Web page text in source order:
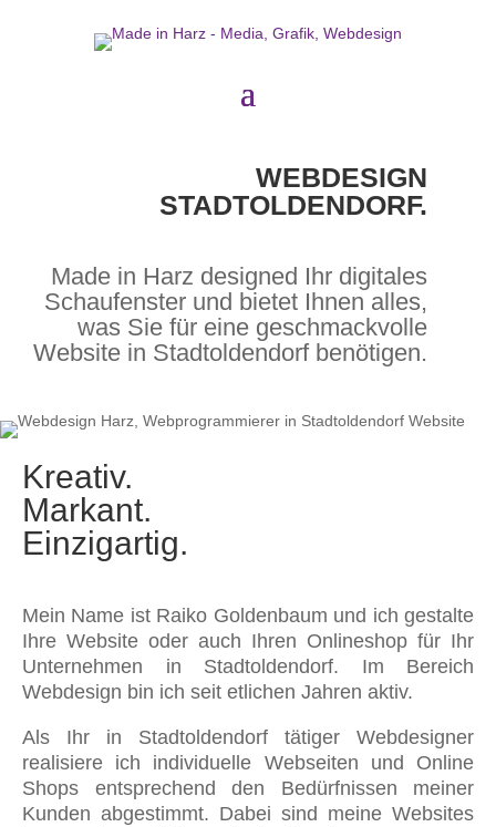
WEBDESIGN
STADTOLDENDORF.
Made in Harz designed Ihr digitales
Schaufenster und bietet Ihnen alles,
was Sie für eine geschmackvolle
Website in Stadtoldendorf benötigen.
Kreativ.
Markant.
Einzigartig.
Mein Name ist Raiko Goldenbaum und ich gestalte
Ihre Website oder auch Ihren Onlineshop für Ihr
Unternehmen in Stadtoldendorf. Im Bereich
Webdesign bin ich seit etlichen Jahren aktiv.
Als Ihr in Stadtoldendorf tätiger Webdesigner
realisiere ich individuelle Webseiten und Online
Shops entsprechend den Bedürfnissen meiner
Kunden abgestimmt. Dabei sind meine Websites